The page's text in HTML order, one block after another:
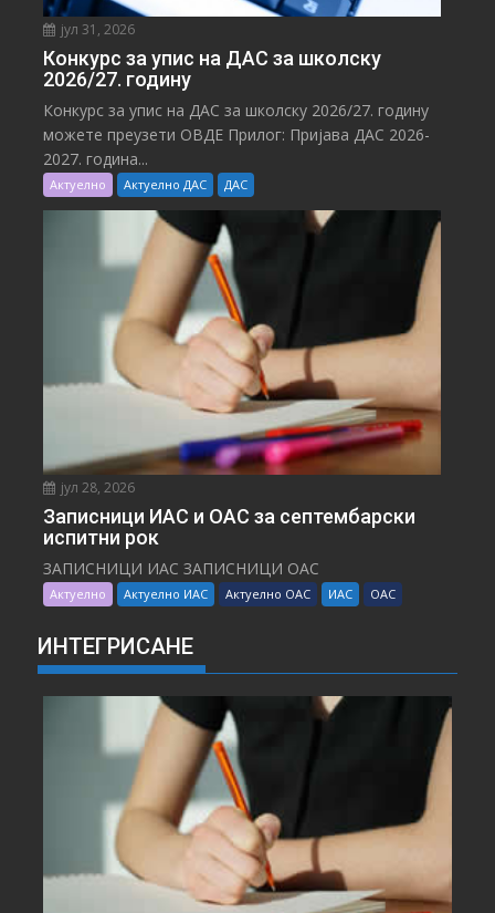
јул 31, 2026
Конкурс за упис на ДАС за школску
2026/27. годину
Конкурс за упис на ДАС за школску 2026/27. годину
можете преузети ОВДЕ Прилог: Пријава ДАС 2026-
2027. година...
Актуелно Актуелно ДАС ДАС
јул 28, 2026
Записници ИАС и ОАС за септембарски
испитни рок
ЗАПИСНИЦИ ИАС ЗАПИСНИЦИ ОАС
Актуелно Актуелно ИАС Актуелно ОАС ИАС ОАС
ИНТЕГРИСАНЕ